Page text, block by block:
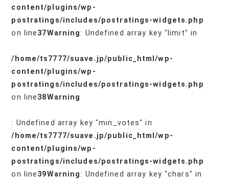
content/plugins/wp-
postratings/includes/postratings-widgets.php
on line37Warning: Undefined array key "limit" in
/home/ts7777/suave.jp/public_html/wp-
content/plugins/wp-
postratings/includes/postratings-widgets.php
on line38Warning
: Undefined array key "min_votes" in
/home/ts7777/suave.jp/public_html/wp-
content/plugins/wp-
postratings/includes/postratings-widgets.php
on line39Warning: Undefined array key "chars" in